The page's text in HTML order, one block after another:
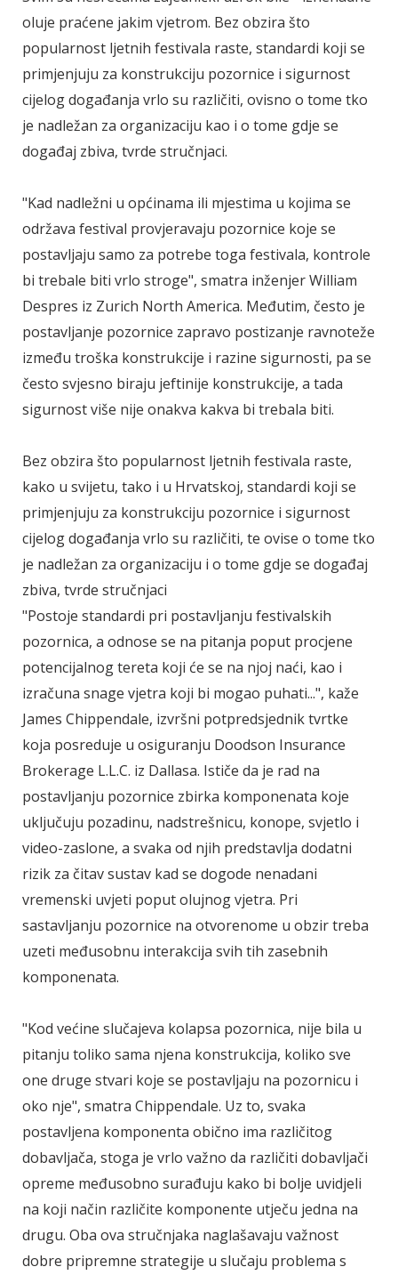
oluje praćene jakim vjetrom. Bez obzira što
popularnost ljetnih festivala raste, standardi koji se
primjenjuju za konstrukciju pozornice i sigurnost
cijelog događanja vrlo su različiti, ovisno o tome tko
je nadležan za organizaciju kao i o tome gdje se
događaj zbiva, tvrde stručnjaci.
"Kad nadležni u općinama ili mjestima u kojima se
održava festival provjeravaju pozornice koje se
postavljaju samo za potrebe toga festivala, kontrole
bi trebale biti vrlo stroge", smatra inženjer William
Despres iz Zurich North America. Međutim, često je
postavljanje pozornice zapravo postizanje ravnoteže
između troška konstrukcije i razine sigurnosti, pa se
često svjesno biraju jeftinije konstrukcije, a tada
sigurnost više nije onakva kakva bi trebala biti.
Bez obzira što popularnost ljetnih festivala raste,
kako u svijetu, tako i u Hrvatskoj, standardi koji se
primjenjuju za konstrukciju pozornice i sigurnost
cijelog događanja vrlo su različiti, te ovise o tome tko
je nadležan za organizaciju i o tome gdje se događaj
zbiva, tvrde stručnjaci
"Postoje standardi pri postavljanju festivalskih
pozornica, a odnose se na pitanja poput procjene
potencijalnog tereta koji će se na njoj naći, kao i
izračuna snage vjetra koji bi mogao puhati...", kaže
James Chippendale, izvršni potpredsjednik tvrtke
koja posreduje u osiguranju Doodson Insurance
Brokerage L.L.C. iz Dallasa. Ističe da je rad na
postavljanju pozornice zbirka komponenata koje
uključuju pozadinu, nadstrešnicu, konope, svjetlo i
video-zaslone, a svaka od njih predstavlja dodatni
rizik za čitav sustav kad se dogode nenadani
vremenski uvjeti poput olujnog vjetra. Pri
sastavljanju pozornice na otvorenome u obzir treba
uzeti međusobnu interakcija svih tih zasebnih
komponenata.
"Kod većine slučajeva kolapsa pozornica, nije bila u
pitanju toliko sama njena konstrukcija, koliko sve
one druge stvari koje se postavljaju na pozornicu i
oko nje", smatra Chippendale. Uz to, svaka
postavljena komponenta obično ima različitog
dobavljača, stoga je vrlo važno da različiti dobavljači
opreme međusobno surađuju kako bi bolje uvidjeli
na koji način različite komponente utječu jedna na
drugu. Oba ova stručnjaka naglašavaju važnost
dobre pripremne strategije u slučaju problema s